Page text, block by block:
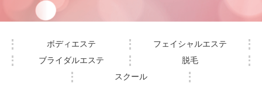
ボディエステ
フェイシャルエステ
ブライダルエステ
脱毛
スクール